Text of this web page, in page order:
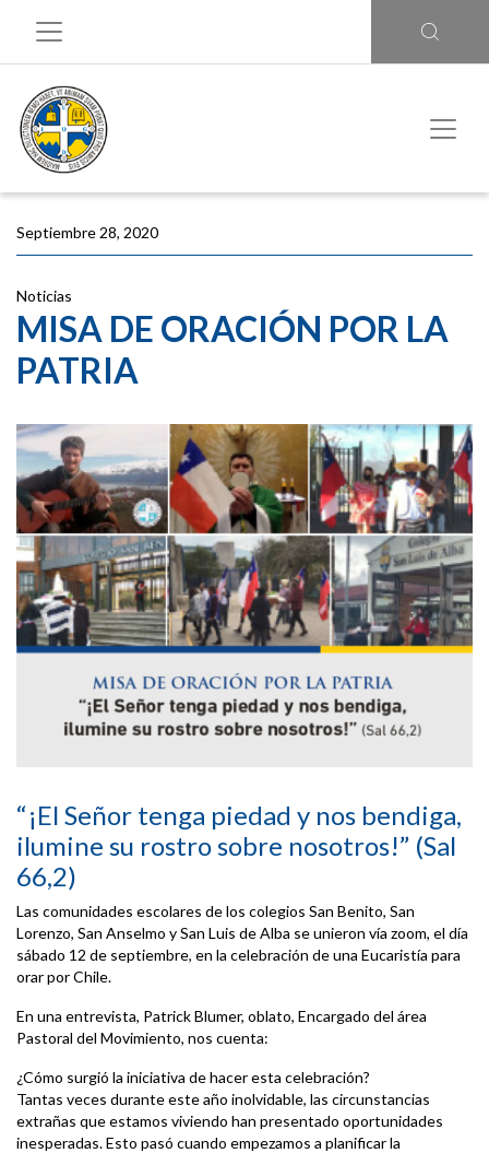
Septiembre 28, 2020
Noticias
MISA DE ORACIÓN POR LA
PATRIA
“¡El Señor tenga piedad y nos bendiga,
ilumine su rostro sobre nosotros!” (Sal
66,2)
Las comunidades escolares de los colegios San Benito, San
Lorenzo, San Anselmo y San Luis de Alba se unieron vía zoom, el día
sábado 12 de septiembre, en la celebración de una Eucaristía para
orar por Chile.
En una entrevista, Patrick Blumer, oblato, Encargado del área
Pastoral del Movimiento, nos cuenta:
¿Cómo surgió la iniciativa de hacer esta celebración?
Tantas veces durante este año inolvidable, las circunstancias
extrañas que estamos viviendo han presentado oportunidades
inesperadas. Esto pasó cuando empezamos a planificar la